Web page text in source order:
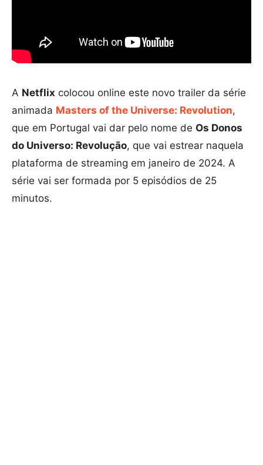
A Netflix colocou online este novo trailer da série
animada Masters of the Universe: Revolution,
que em Portugal vai dar pelo nome de Os Donos
do Universo: Revolução, que vai estrear naquela
plataforma de streaming em janeiro de 2024. A
série vai ser formada por 5 episódios de 25
minutos.